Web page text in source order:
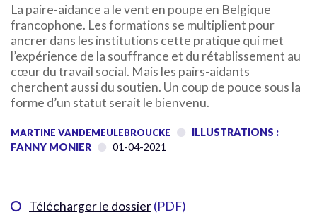
La paire-aidance a le vent en poupe en Belgique
francophone. Les formations se multiplient pour
ancrer dans les institutions cette pratique qui met
l’expérience de la souffrance et du rétablissement au
cœur du travail social. Mais les pairs-aidants
cherchent aussi du soutien. Un coup de pouce sous la
forme d’un statut serait le bienvenu.
MARTINE VANDEMEULEBROUCKE
ILLUSTRATIONS :
FANNY MONIER
01-04-2021
Télécharger le dossier(PDF)